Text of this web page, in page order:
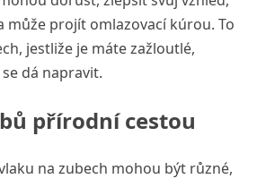
může projít omlazovací kúrou. To
jestliže je máte zažloutlé,
dá napravit.
přírodní cestou
na zubech mohou být různé,